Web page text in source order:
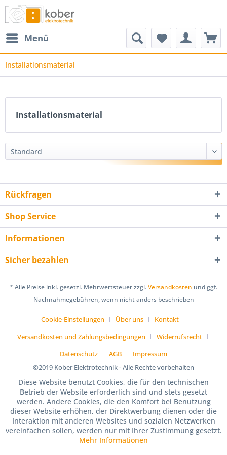
Menü
Installationsmaterial
Installationsmaterial
Rückfragen
Shop Service
Informationen
Sicher bezahlen
* Alle Preise inkl. gesetzl. Mehrwertsteuer zzgl.Versandkosten und ggf.
Nachnahmegebühren, wenn nicht anders beschrieben
Cookie-Einstellungen Über uns
Kontakt
Versandkosten und Zahlungsbedingungen
Widerrufsrecht
Datenschutz
AGB
Impressum
©2019 Kober Elektrotechnik - Alle Rechte vorbehalten
Diese Website benutzt Cookies, die für den technischen
Betrieb der Website erforderlich sind und stets gesetzt
werden. Andere Cookies, die den Komfort bei Benutzung
dieser Website erhöhen, der Direktwerbung dienen oder die
Interaktion mit anderen Websites und sozialen Netzwerken
vereinfachen sollen, werden nur mit Ihrer Zustimmung gesetzt.
Mehr Informationen